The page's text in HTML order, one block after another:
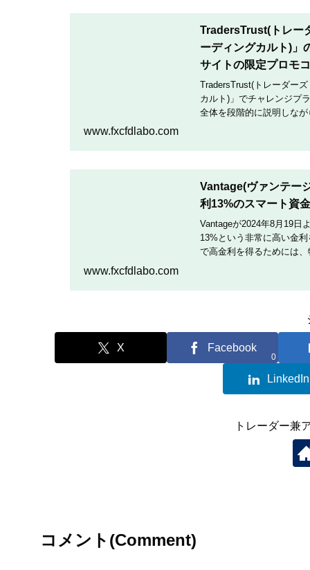
TradersTrust(トレー
ーディングカルト)」
サイトの限定プロモ
TradersTrust(トレーダー
カルト)」でチャレンジプ
全体を段階的に説明しな
TradingCultがほぼ定期的
www.fxcfdlabo.com
Vantage(ヴァンテー
利13%のスマート資
Vantageが2024年8月19日
13%という非常に高い金
で高金利を得るためには
を行いたい人は、この記
www.fxcfdlabo.com
X Facebook
0
LinkedIn
トレーダー兼
コメント(Comment)